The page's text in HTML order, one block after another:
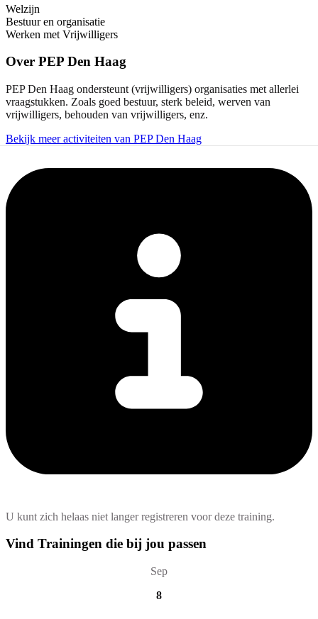
Welzijn
Bestuur en organisatie
Werken met Vrijwilligers
Over PEP Den Haag
PEP Den Haag ondersteunt (vrijwilligers) organisaties met allerlei
vraagstukken. Zoals goed bestuur, sterk beleid, werven van
vrijwilligers, behouden van vrijwilligers, enz.
Bekijk meer activiteiten van PEP Den Haag
U kunt zich helaas niet langer registreren voor deze training.
Vind Trainingen die bij jou passen
Sep
8